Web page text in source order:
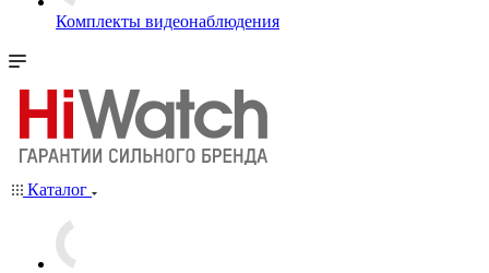
Комплекты видеонаблюдения
Каталог